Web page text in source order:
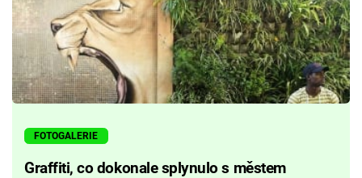
FOTOGALERIE
Graffiti, co dokonale splynulo s městem